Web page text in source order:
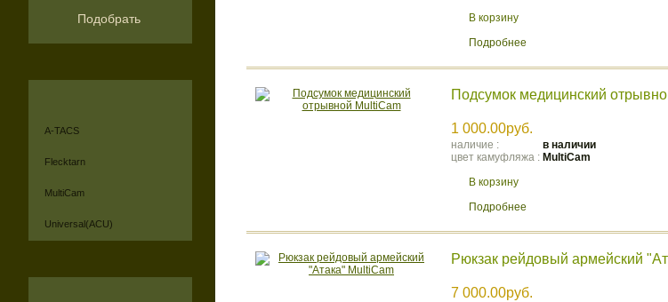
Подобрать
A-TACS
Flecktarn
MultiCam
Universal(ACU)
В корзину
Подробнее
Подсумок медицинский
1 000.00руб.
наличие :
в наличии
цвет камуфляжа : MultiCam
В корзину
Подробнее
Рюкзак рейдовый армейский
7 000.00руб.